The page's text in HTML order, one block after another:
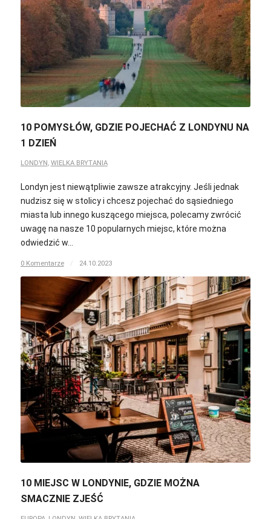
10 POMYSŁÓW, GDZIE POJECHAĆ Z LONDYNU NA
1 DZIEŃ
LONDYN, WIELKA BRYTANIA
Londyn jest niewątpliwie zawsze atrakcyjny. Jeśli jednak
nudzisz się w stolicy i chcesz pojechać do sąsiedniego
miasta lub innego kuszącego miejsca, polecamy zwrócić
uwagę na nasze 10 popularnych miejsc, które można
odwiedzić w…
0 Komentarze / 24.10.2023
10 MIEJSC W LONDYNIE, GDZIE MOŻNA
SMACZNIE ZJEŚĆ